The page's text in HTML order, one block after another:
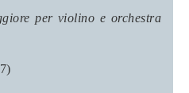
per violino e orchestra